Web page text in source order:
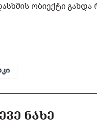
ობიექტი
ᲜᲐᲮᲔ